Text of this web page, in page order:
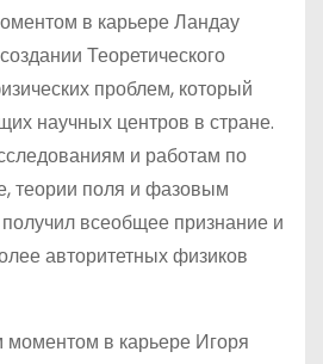
в карьере Ландау
Теоретического
проблем, который
научных центров в стране.
и работам по
теории поля и фазовым
всеобщее признание и
авторитетных физиков
в карьере Игоря